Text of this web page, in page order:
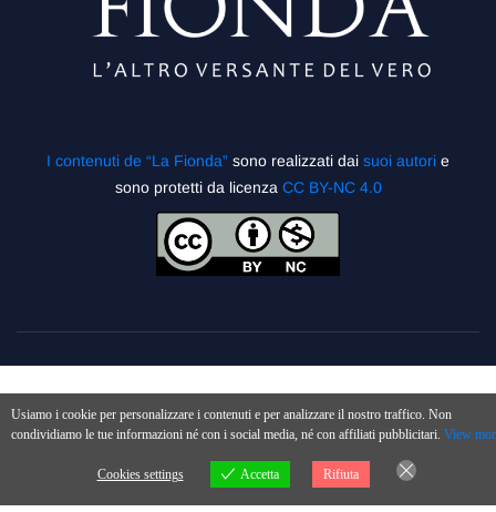
I contenuti de “La Fionda” sono realizzati dai suoi autori e
sono protetti da licenza CC BY-NC 4.0
Usiamo i cookie per personalizzare i contenuti e per analizzare il nostro traffico. Non
condividiamo le tue informazioni né con i social media, né con affiliati pubblicitari. View
Cookies settings Accetta Rifiuta